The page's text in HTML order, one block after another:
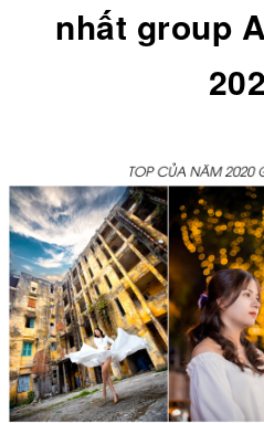
nhất group